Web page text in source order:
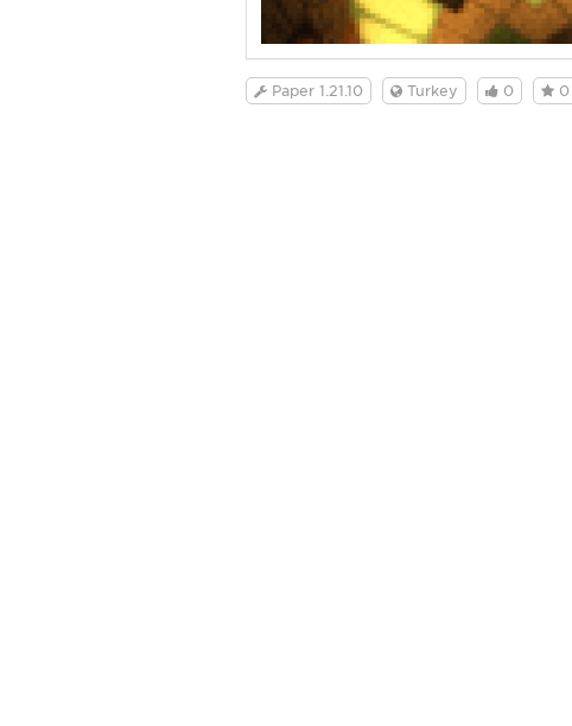
Paper 1.21.10 Turkey 0 0